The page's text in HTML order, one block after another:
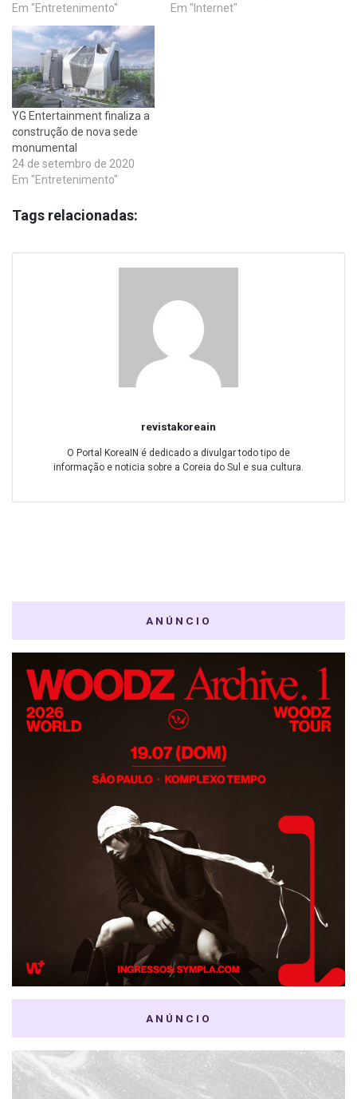
Em "Entretenimento"
Em "Internet"
YG Entertainment finaliza a
construção de nova sede
monumental
24 de setembro de 2020
Em "Entretenimento"
Tags relacionadas:
revistakoreain
O Portal KoreaIN é dedicado a divulgar todo tipo de
informação e noticia sobre a Coreia do Sul e sua cultura.
ANÚNCIO
ANÚNCIO